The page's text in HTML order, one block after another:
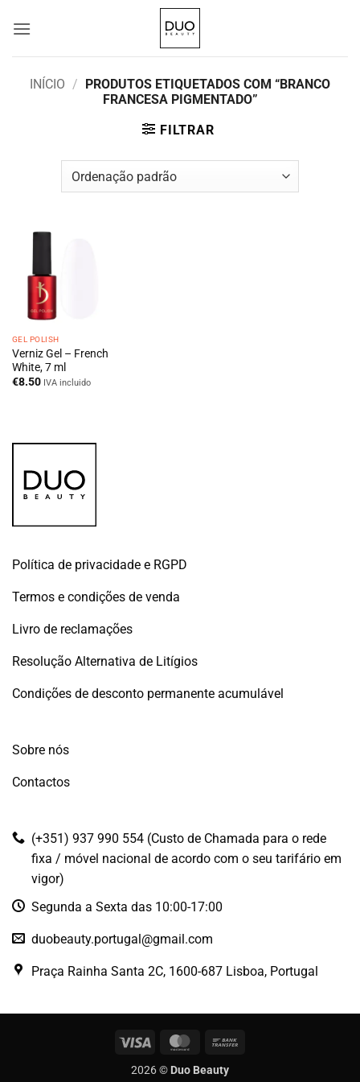
INÍCIO / PRODUTOS ETIQUETADOS COM “BRANCO
FRANCESA PIGMENTADO”
FILTRAR
GEL POLISH
Verniz Gel – French
White, 7 ml
€8.50 IVA incluido
Política de privacidade e RGPD
Termos e condições de venda
Livro de reclamações
Resolução Alternativa de Litígios
Condições de desconto permanente acumulável
Sobre nós
Contactos
(+351) 937 990 554 (Custo de Chamada para o rede
fixa / móvel nacional de acordo com o seu tarifário em
vigor)
Segunda a Sexta das 10:00-17:00
duobeauty.portugal@gmail.com
Praça Rainha Santa 2C, 1600-687 Lisboa, Portugal
Visa MasterCard
2026 © Duo Beauty